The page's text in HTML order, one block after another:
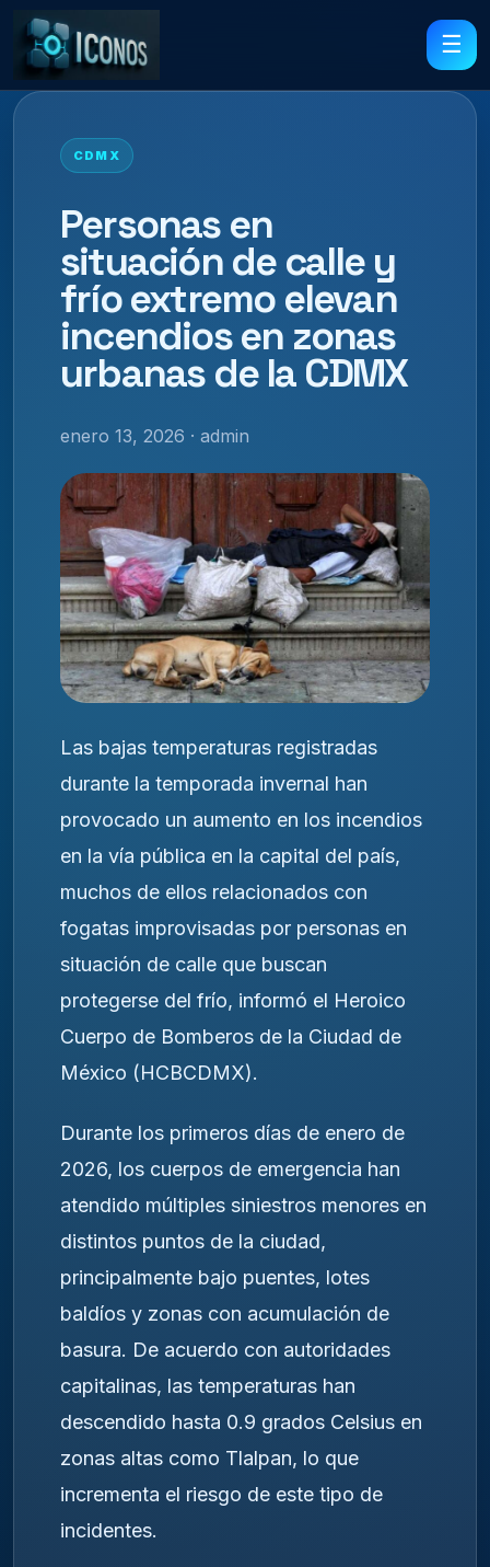
☰
CDMX
Personas en
situación de calle y
frío extremo elevan
incendios en zonas
urbanas de la CDMX
enero 13, 2026 · admin
Las bajas temperaturas registradas
durante la temporada invernal han
provocado un aumento en los incendios
en la vía pública en la capital del país,
muchos de ellos relacionados con
fogatas improvisadas por personas en
situación de calle que buscan
protegerse del frío, informó el Heroico
Cuerpo de Bomberos de la Ciudad de
México (HCBCDMX).
Durante los primeros días de enero de
2026, los cuerpos de emergencia han
atendido múltiples siniestros menores en
distintos puntos de la ciudad,
principalmente bajo puentes, lotes
baldíos y zonas con acumulación de
basura. De acuerdo con autoridades
capitalinas, las temperaturas han
descendido hasta 0.9 grados Celsius en
zonas altas como Tlalpan, lo que
incrementa el riesgo de este tipo de
incidentes.